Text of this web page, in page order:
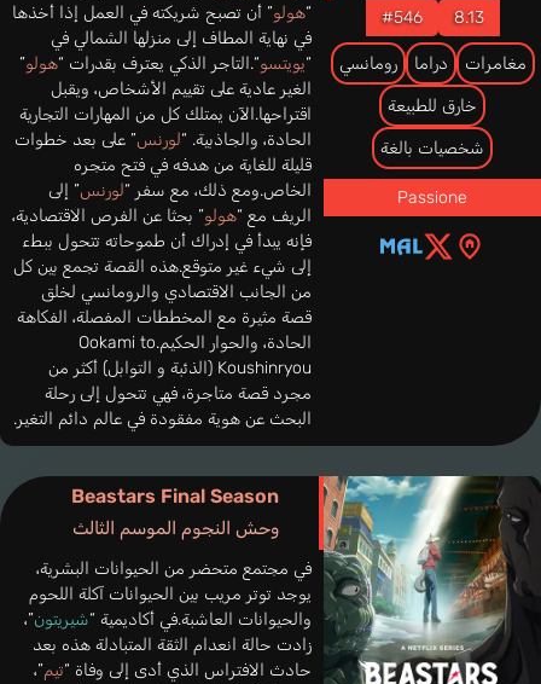
8.13
#546
مغامرات دراما رومانسي
خارق للطبيعة
شخصيات بالغة
Passione
“هولو” أن تصبح شريكته في العمل إذا أخذها
في نهاية المطاف إلى منزلها الشمالي في
“يويتسو“.التاجر الذكي يعترف بقدرات “هولو”
الغير عادية على تقييم الأشخاص، ويقبل
اقتراحها.الآن يمتلك كل من المهارات التجارية
الحادة، والجاذبية. “لورنس” على بعد خطوات
قليلة للغاية من هدفه في فتح متجره
الخاص.ومع ذلك، مع سفر “لورنس” إلى
الريف مع “هولو” بحثا عن الفرص الاقتصادية،
فإنه يبدأ في إدراك أن طموحاته تتحول ببطء
إلى شيء غير متوقع.هذه القصة تجمع بين كل
من الجانب الاقتصادي والرومانسي لخلق
قصة مثيرة مع المخططات المفصلة، الفكاهة
الحادة، والحوار الحكيم.Ookami to
Koushinryou (الذئبة و التوابل) أكثر من
مجرد قصة متاجرة، فهي تتحول إلى رحلة
البحث عن هوية مفقودة في عالم دائم التغير.
Beastars Final Season
وحش النجوم الموسم الثالث
في مجتمع متحضر من الحيوانات البشرية،
يوجد توتر مريب بين الحيوانات آكلة اللحوم
والحيوانات العاشبة.في أكاديمية “شيريتون”،
زادت حالة انعدام الثقة المتبادلة هذه بعد
حادث الافتراس الذي أدى إلى وفاة “تيم”،